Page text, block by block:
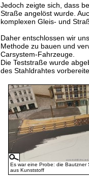
Jedoch zeigte sich, dass
Straße angelöst wurde.
komplexen Gleis- und
Daher entschlossen wir
Methode zu bauen und
Carsystem-Fahrzeuge.
Die Teststraße wurde
des Stahldrahtes
Es war eine Probe: die Bautzner
aus Kunststoff